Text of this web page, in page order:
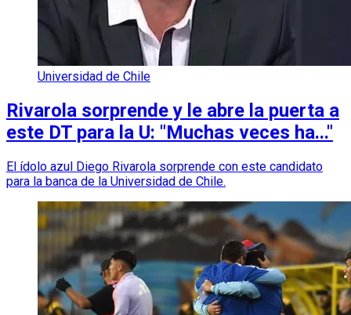
Universidad de Chile
Rivarola sorprende y le abre la puerta a
este DT para la U: "Muchas veces ha..."
El ídolo azul Diego Rivarola sorprende con este candidato
para la banca de la Universidad de Chile.